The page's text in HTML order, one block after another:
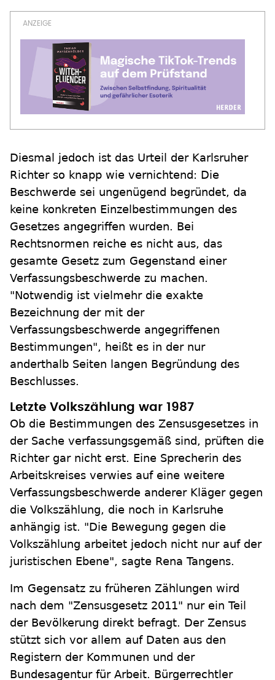
Diesmal jedoch ist das Urteil der Karlsruher
Richter so knapp wie vernichtend: Die
Beschwerde sei ungenügend begründet, da
keine konkreten Einzelbestimmungen des
Gesetzes angegriffen wurden. Bei
Rechtsnormen reiche es nicht aus, das
gesamte Gesetz zum Gegenstand einer
Verfassungsbeschwerde zu machen.
"Notwendig ist vielmehr die exakte
Bezeichnung der mit der
Verfassungsbeschwerde angegriffenen
Bestimmungen", heißt es in der nur
anderthalb Seiten langen Begründung des
Beschlusses.
Letzte Volkszählung war 1987
Ob die Bestimmungen des Zensusgesetzes in
der Sache verfassungsgemäß sind, prüften die
Richter gar nicht erst. Eine Sprecherin des
Arbeitskreises verwies auf eine weitere
Verfassungsbeschwerde anderer Kläger gegen
die Volkszählung, die noch in Karlsruhe
anhängig ist. "Die Bewegung gegen die
Volkszählung arbeitet jedoch nicht nur auf der
juristischen Ebene", sagte Rena Tangens.
Im Gegensatz zu früheren Zählungen wird
nach dem "Zensusgesetz 2011" nur ein Teil
der Bevölkerung direkt befragt. Der Zensus
stützt sich vor allem auf Daten aus den
Registern der Kommunen und der
Bundesagentur für Arbeit. Bürgerrechtler